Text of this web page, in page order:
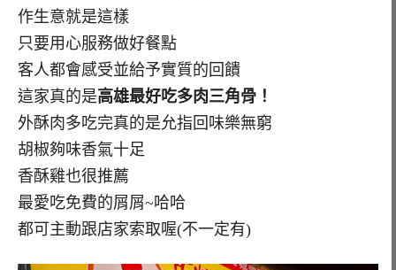
作生意就是這樣
只要用心服務做好餐點
客人都會感受並給予實質的回饋
這家真的是高雄最好吃多肉三角骨！
外酥肉多吃完真的是允指回味樂無窮
胡椒夠味香氣十足
香酥雞也很推薦
最愛吃免費的屑屑~哈哈
都可主動跟店家索取喔(不一定有)